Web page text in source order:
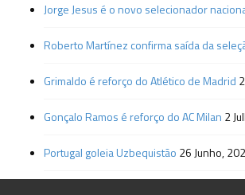
Jorge Jesus é o novo selecionador
Roberto Martínez confirma saída da
Grimaldo é reforço do Atlético de Madrid
Gonçalo Ramos é reforço do AC Milan 2
Portugal goleia Uzbequistão 26 Junho,